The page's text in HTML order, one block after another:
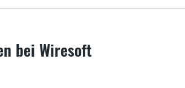
bei Wiresoft